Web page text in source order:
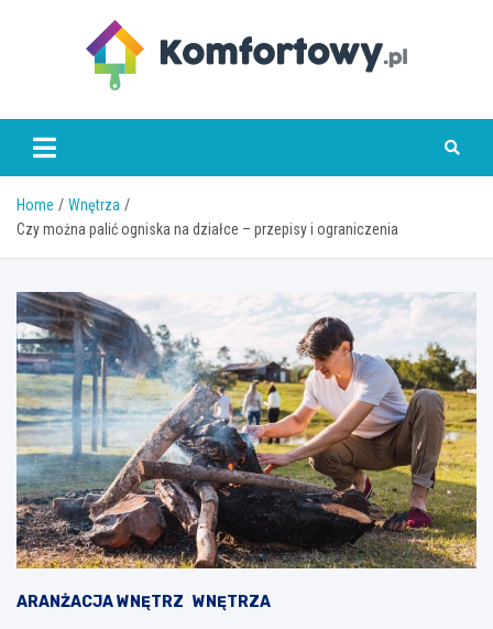
komfortowy.pl
Home
Wnętrza
Czy można palić ogniska na działce – przepisy i ograniczenia
ARANŻACJA WNĘTRZ WNĘTRZA